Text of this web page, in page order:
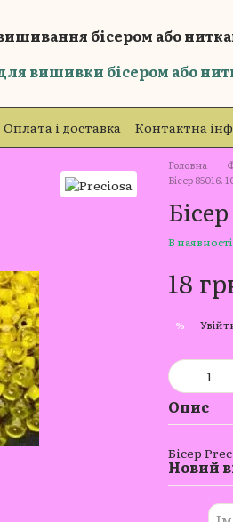
бісером або
вишивки бісером або
Оплата і доставка Контактна
Головна
Бісер 85016.
В наявності
18
%
Опис
Бісер
Новий